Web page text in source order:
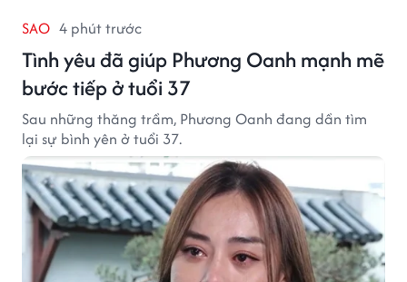
SAO 4 phút trước
Tình yêu đã giúp Phương Oanh mạnh mẽ
bước tiếp ở tuổi 37
Sau những thăng trầm, Phương Oanh đang dần tìm
lại sự bình yên ở tuổi 37.